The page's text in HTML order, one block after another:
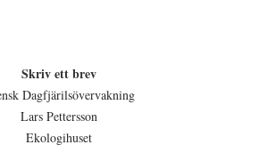
Skriv ett brev
Dagfjärilsövervakning
Lars Pettersson
Ekologihuset